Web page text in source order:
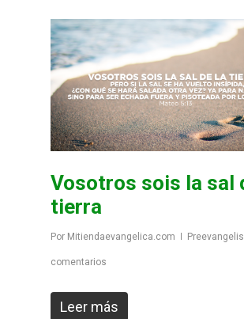
Vosotros sois la sal
tierra
Por Mitiendaevangelica.com
comentarios
Leer más